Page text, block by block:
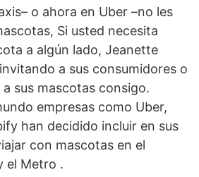
o ahora en Uber –no les
Si usted necesita
a algún lado, Jeanette
a sus consumidores o
sus mascotas consigo.
empresas como Uber,
han decidido incluir en sus
con mascotas en el
el Metro .